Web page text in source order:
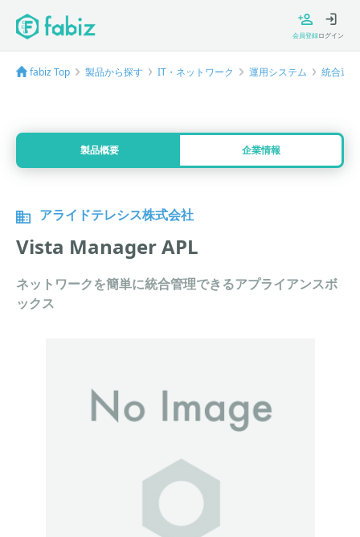
会員登録ログイン
fabiz Top 製品から探す IT・ネットワーク 運用システム 統合運
製品概要 企業情報
アライドテレシス株式会社
Vista Manager APL
ネットワークを簡単に統合管理できるアプライアンスボ
ックス